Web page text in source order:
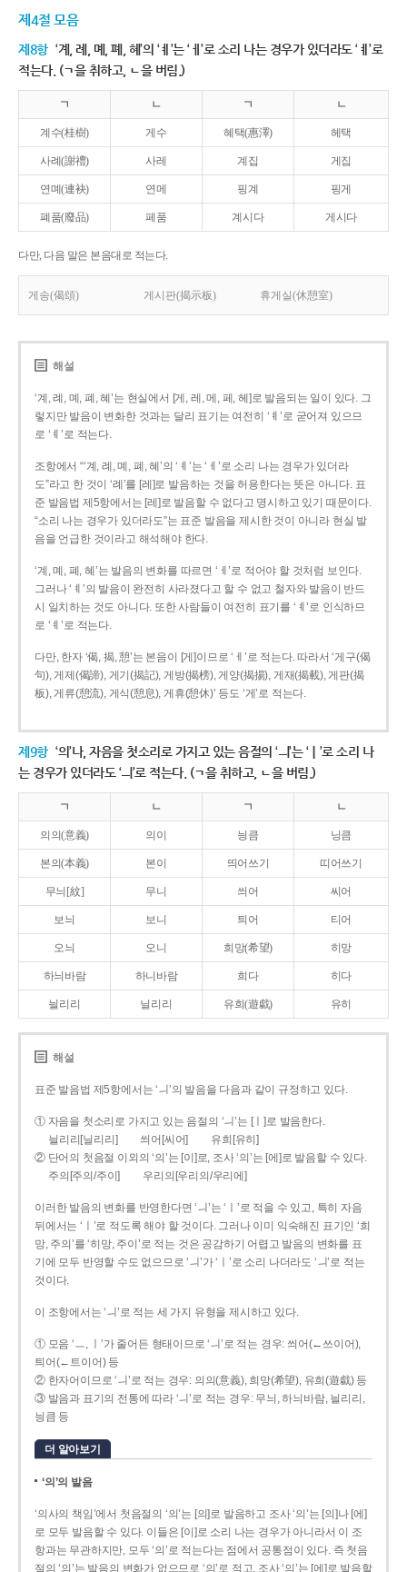
제4절 모음
제8항 ‘계, 례, 몌, 폐, 혜’의 ‘ㅖ’는 ‘ㅔ’로 소리 나는 경우가 있더라도 ‘ㅖ’로
적는다. (ㄱ을 취하고, ㄴ을 버림.)
ㄱ ㄴ ㄱ ㄴ
계수(桂樹) 게수 혜택(惠澤) 헤택
사례(謝禮) 사레 계집 게집
연몌(連袂) 연메 핑계 핑게
폐품(廢品) 페품 계시다 게시다
다만, 다음 말은 본음대로 적는다.
게송(偈頌) 게시판(揭示板) 휴게실(休憩室)
해설
‘계, 례, 몌, 폐, 혜’는 현실에서 [게, 레, 메, 페, 헤]로 발음되는 일이 있다. 그
렇지만 발음이 변화한 것과는 달리 표기는 여전히 ‘ㅖ’로 굳어져 있으므
로 ‘ㅖ’로 적는다.
조항에서 “‘계, 례, 몌, 폐, 혜’의 ‘ㅖ’는 ‘ㅔ’로 소리 나는 경우가 있더라
도”라고 한 것이 ‘례’를 [레]로 발음하는 것을 허용한다는 뜻은 아니다. 표
준 발음법 제5항에서는 [레]로 발음할 수 없다고 명시하고 있기 때문이다.
“소리 나는 경우가 있더라도”는 표준 발음을 제시한 것이 아니라 현실 발
음을 언급한 것이라고 해석해야 한다.
‘계, 몌, 폐, 혜’는 발음의 변화를 따르면 ‘ㅔ’로 적어야 할 것처럼 보인다.
그러나 ‘ㅖ’의 발음이 완전히 사라졌다고 할 수 없고 철자와 발음이 반드
시 일치하는 것도 아니다. 또한 사람들이 여전히 표기를 ‘ㅖ’로 인식하므
로 ‘ㅖ’로 적는다.
다만, 한자 ‘偈, 揭, 憩’는 본음이 [게]이므로 ‘ㅔ’로 적는다. 따라서 ‘게구(偈
句), 게제(偈諦), 게기(揭記), 게방(揭榜), 게양(揭揚), 게재(揭載), 게판(揭
板), 게류(憩流), 게식(憩息), 게휴(憩休)’ 등도 ‘게’로 적는다.
제9항 ‘의’나, 자음을 첫소리로 가지고 있는 음절의 ‘ㅢ’는 ‘ㅣ’로 소리 나
는 경우가 있더라도 ‘ㅢ’로 적는다. (ㄱ을 취하고, ㄴ을 버림.)
ㄱ ㄴ ㄱ ㄴ
의의(意義) 의이 닁큼 닝큼
본의(本義) 본이 띄어쓰기 띠어쓰기
무늬[紋] 무니 씌어 씨어
보늬 보니 틔어 티어
오늬 오니 희망(希望) 히망
하늬바람 하니바람 희다 히다
늴리리 닐리리 유희(遊戱) 유히
해설
표준 발음법 제5항에서는 ‘ㅢ’의 발음을 다음과 같이 규정하고 있다.
① 자음을 첫소리로 가지고 있는 음절의 ‘ㅢ’는 [ㅣ]로 발음한다.
늴리리[닐리리]
씌어[씨어]
유희[유히]
② 단어의 첫음절 이외의 ‘의’는 [이]로, 조사 ‘의’는 [에]로 발음할 수 있다.
주의[주의/주이]
우리의[우리의/우리에]
이러한 발음의 변화를 반영한다면 ‘ㅢ’는 ‘ㅣ’로 적을 수 있고, 특히 자음
뒤에서는 ‘ㅣ’로 적도록 해야 할 것이다. 그러나 이미 익숙해진 표기인 ‘희
망, 주의’를 ‘히망, 주이’로 적는 것은 공감하기 어렵고 발음의 변화를 표
기에 모두 반영할 수도 없으므로 ‘ㅢ’가 ‘ㅣ’로 소리 나더라도 ‘ㅢ’로 적는
것이다.
이 조항에서는 ‘ㅢ’로 적는 세 가지 유형을 제시하고 있다.
① 모음 ‘ㅡ, ㅣ’가 줄어든 형태이므로 ‘ㅢ’로 적는 경우: 씌어(←쓰이어),
틔어(←트이어) 등
② 한자어이므로 ‘ㅢ’로 적는 경우: 의의(意義), 희망(希望), 유희(遊戱) 등
③ 발음과 표기의 전통에 따라 ‘ㅢ’로 적는 경우: 무늬, 하늬바람, 늴리리,
닁큼 등
더 알아보기
‘의’의 발음
‘의사의 책임’에서 첫음절의 ‘의’는 [의]로 발음하고 조사 ‘의’는 [의]나 [에]
로 모두 발음할 수 있다. 이들은 [이]로 소리 나는 경우가 아니라서 이 조
항과는 무관하지만, 모두 ‘의’로 적는다는 점에서 공통점이 있다. 즉 첫음
절의 ‘의’는 발음의 변화가 없으므로 ‘의’로 적고, 조사 ‘의’는 [에]로 발음할